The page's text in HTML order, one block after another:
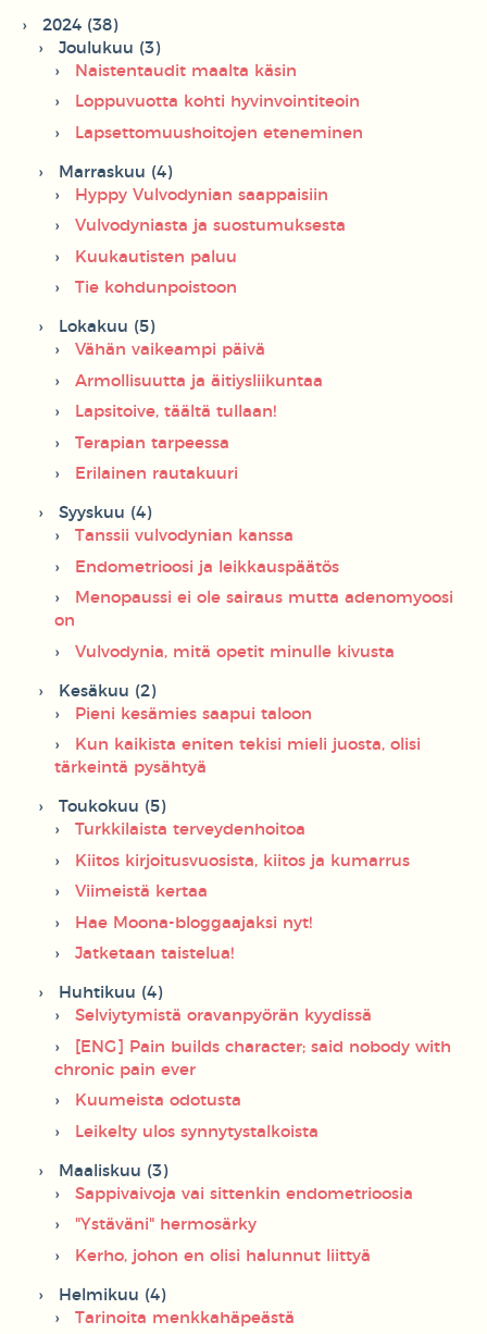
2024 (38)
Joulukuu (3)
Naistentaudit maalta käsin
Loppuvuotta kohti hyvinvointiteoin
Lapsettomuushoitojen eteneminen
Marraskuu (4)
Hyppy Vulvodynian saappaisiin
Vulvodyniasta ja suostumuksesta
Kuukautisten paluu
Tie kohdunpoistoon
Lokakuu (5)
Vähän vaikeampi päivä
Armollisuutta ja äitiysliikuntaa
Lapsitoive, täältä tullaan!
Terapian tarpeessa
Erilainen rautakuuri
Syyskuu (4)
Tanssii vulvodynian kanssa
Endometrioosi ja leikkauspäätös
Menopaussi ei ole sairaus mutta adenomyoosi
on
Vulvodynia, mitä opetit minulle kivusta
Kesäkuu (2)
Pieni kesämies saapui taloon
Kun kaikista eniten tekisi mieli juosta, olisi
tärkeintä pysähtyä
Toukokuu (5)
Turkkilaista terveydenhoitoa
Kiitos kirjoitusvuosista, kiitos ja kumarrus
Viimeistä kertaa
Hae Moona-bloggaajaksi nyt!
Jatketaan taistelua!
Huhtikuu (4)
Selviytymistä oravanpyörän kyydissä
[ENG] Pain builds character; said nobody with
chronic pain ever
Kuumeista odotusta
Leikelty ulos synnytystalkoista
Maaliskuu (3)
Sappivaivoja vai sittenkin endometrioosia
"Ystäväni" hermosärky
Kerho, johon en olisi halunnut liittyä
Helmikuu (4)
Tarinoita menkkahäpeästä